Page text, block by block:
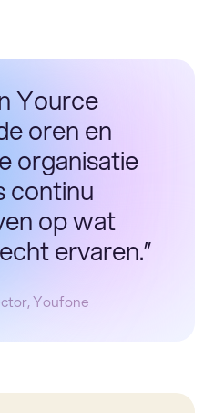
Yource
oren en
organisatie
continu
op wat
ervaren.”
Youfone